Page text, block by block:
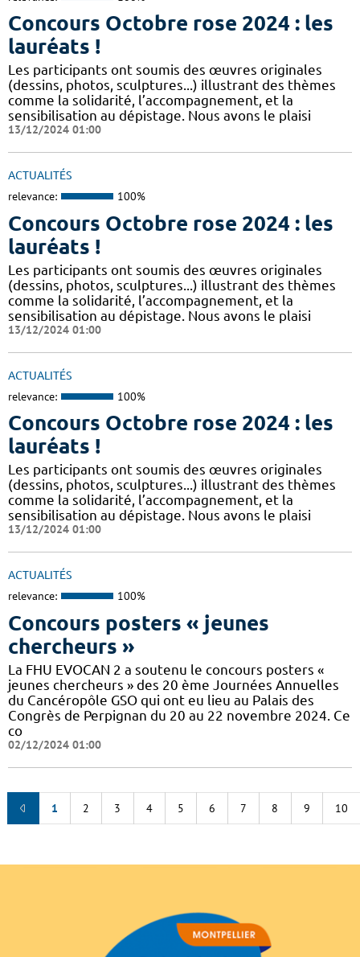
Concours Octobre rose 2024 : les
lauréats !
Les participants ont soumis des œuvres originales
(dessins, photos, sculptures...) illustrant des thèmes
comme la solidarité, l’accompagnement, et la
sensibilisation au dépistage. Nous avons le plaisi
13/12/2024 01:00
ACTUALITÉS
relevance: 100%
Concours Octobre rose 2024 : les
lauréats !
Les participants ont soumis des œuvres originales
(dessins, photos, sculptures...) illustrant des thèmes
comme la solidarité, l’accompagnement, et la
sensibilisation au dépistage. Nous avons le plaisi
13/12/2024 01:00
ACTUALITÉS
relevance: 100%
Concours Octobre rose 2024 : les
lauréats !
Les participants ont soumis des œuvres originales
(dessins, photos, sculptures...) illustrant des thèmes
comme la solidarité, l’accompagnement, et la
sensibilisation au dépistage. Nous avons le plaisi
13/12/2024 01:00
ACTUALITÉS
relevance: 100%
Concours posters « jeunes
chercheurs »
La FHU EVOCAN 2 a soutenu le concours posters «
jeunes chercheurs » des 20 ème Journées Annuelles
du Cancéropôle GSO qui ont eu lieu au Palais des
Congrès de Perpignan du 20 au 22 novembre 2024. Ce
co
02/12/2024 01:00
1 2 3 4 5 6 7 8 9 10